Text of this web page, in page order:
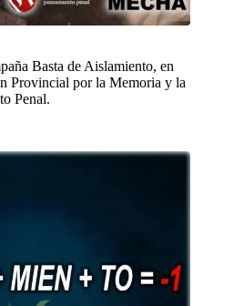
Basta de Aislamiento, en
Provincial por la Memoria y la
Penal.